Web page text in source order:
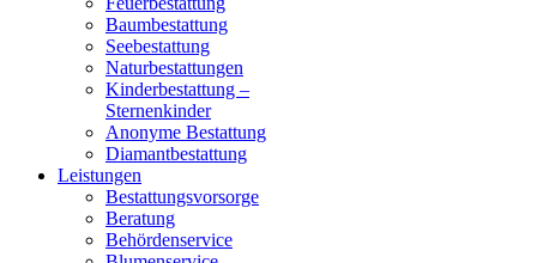
Baumbestattung
Seebestattung
Naturbestattungen
Kinderbestattung –
Sternenkinder
Anonyme Bestattung
Diamantbestattung
Leistungen
Bestattungsvorsorge
Beratung
Behördenservice